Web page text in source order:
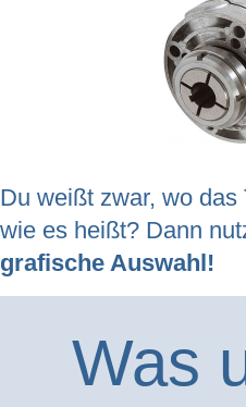
Du weißt zwar, wo das
wie es heißt? Dann
grafische Auswahl!
Was